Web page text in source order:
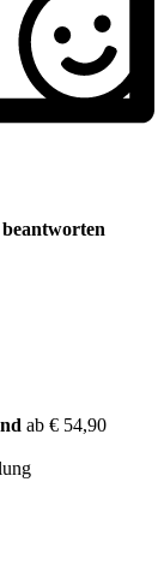
ab € 54,90